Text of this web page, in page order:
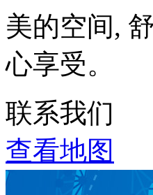
美的空间,
心享受。
联系我们
查看地图